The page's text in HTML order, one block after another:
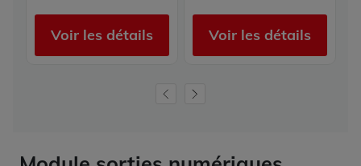
Voir les détails Voir les détails